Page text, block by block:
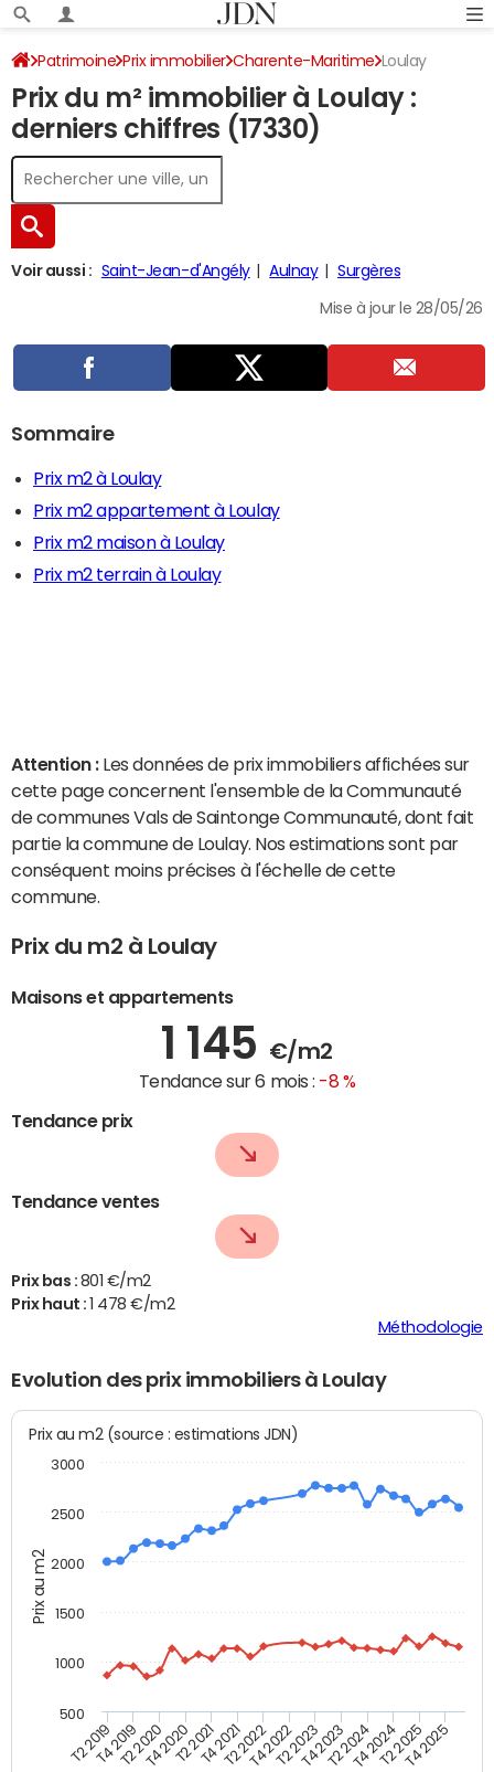
Patrimoine Prix immobilier Charente-Maritime Loulay
Prix du m² immobilier à Loulay :
derniers chiffres (17330)
Voir aussi : Saint-Jean-d'Angély Aulnay Surgères
Mise à jour le 28/05/26
Sommaire
Prix m2 à Loulay
Prix m2 appartement à Loulay
Prix m2 maison à Loulay
Prix m2 terrain à Loulay
Attention : Les données de prix immobiliers affichées sur
cette page concernent l'ensemble de la Communauté
de communes Vals de Saintonge Communauté, dont fait
partie la commune de Loulay. Nos estimations sont par
conséquent moins précises à l'échelle de cette
commune.
Prix du m2 à Loulay
Maisons et appartements
1 145 €/m2
Tendance sur 6 mois : -8 %
Tendance prix
Tendance ventes
Prix bas : 801 €/m2
Prix haut :
1 478 €/m2
Méthodologie
Evolution des prix immobiliers à Loulay
Prix au m2
Prix au m2 (source : estimations JDN)
T2 2019T4 2019T2 2020T4 2020T2 2021T4 2021T2 2022T4 2022T2 2023T4 2023T2 2024T4 2024T2 2025T4 2025
500
1000
1500
2000
2500
3000